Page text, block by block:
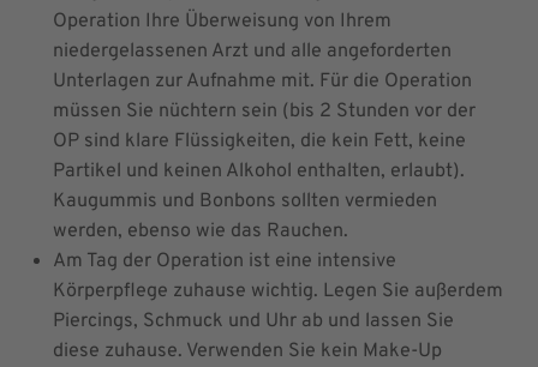
Operation Ihre Überweisung von Ihrem
niedergelassenen Arzt und alle angeforderten
Unterlagen zur Aufnahme mit. Für die Operation
müssen Sie nüchtern sein (bis 2 Stunden vor der
OP sind klare Flüssigkeiten, die kein Fett, keine
Partikel und keinen Alkohol enthalten, erlaubt).
Kaugummis und Bonbons sollten vermieden
werden, ebenso wie das Rauchen.
Am Tag der Operation ist eine intensive
Körperpflege zuhause wichtig. Legen Sie außerdem
Piercings, Schmuck und Uhr ab und lassen Sie
diese zuhause. Verwenden Sie kein Make-Up